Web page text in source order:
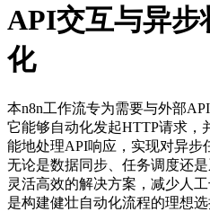
API交互与异步
化
本n8n工作流专为需要与外部
它能够自动化发起HTTP请求，
能地处理API响应，实现对异步
无论是数据同步、任务调度还
灵活高效的解决方案，减少人
是构建健壮自动化流程的理想选